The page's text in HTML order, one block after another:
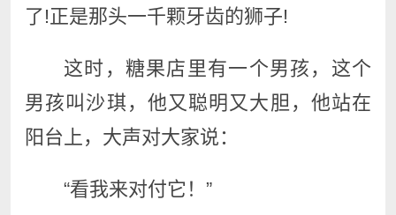
了!正是那头一千颗牙齿的狮子!
这时，糖果店里有一个男孩，这个
男孩叫沙琪，他又聪明又大胆，他站在
阳台上，大声对大家说：
“看我来对付它！”